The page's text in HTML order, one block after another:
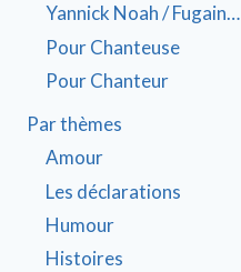
Yannick Noah / Fugain…
Pour Chanteuse
Pour Chanteur
Par thèmes
Amour
Les déclarations
Humour
Histoires